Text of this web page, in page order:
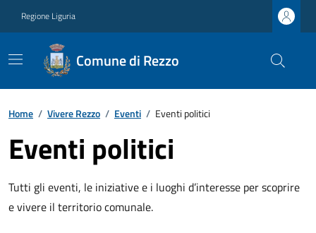
Regione Liguria
Comune di Rezzo
Home / Vivere Rezzo / Eventi / Eventi politici
Eventi politici
Tutti gli eventi, le iniziative e i luoghi d’interesse per scoprire
e vivere il territorio comunale.